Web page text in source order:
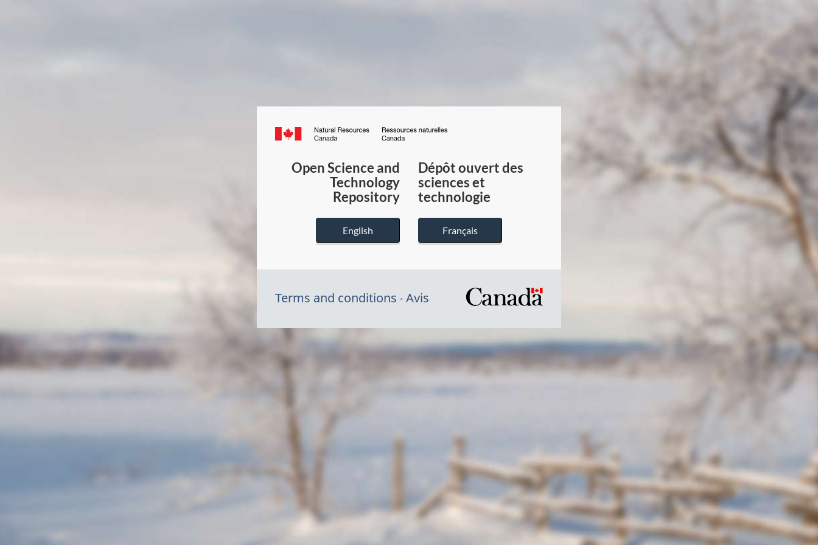
Canada.ca
du
Canada
Open Science and
Technology
Repository
English
Dépôt ouvert des
sciences et
technologie
Français
Terms and conditions Avis
/
du
gouvernement
du